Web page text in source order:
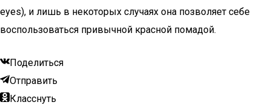
eyes), и лишь в некоторых случаях она позволяет себе
воспользоваться привычной красной помадой.
Поделиться
Отправить
Класснуть